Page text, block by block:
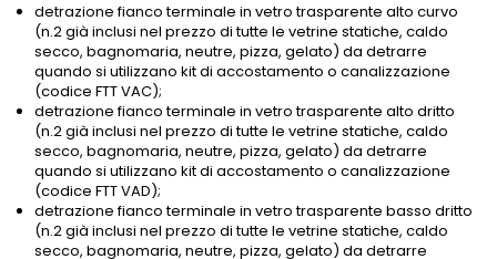
detrazione fianco terminale in vetro trasparente alto curvo
(n.2 già inclusi nel prezzo di tutte le vetrine statiche, caldo
secco, bagnomaria, neutre, pizza, gelato) da detrarre
quando si utilizzano kit di accostamento o canalizzazione
(codice FTT VAC);
detrazione fianco terminale in vetro trasparente alto dritto
(n.2 già inclusi nel prezzo di tutte le vetrine statiche, caldo
secco, bagnomaria, neutre, pizza, gelato) da detrarre
quando si utilizzano kit di accostamento o canalizzazione
(codice FTT VAD);
detrazione fianco terminale in vetro trasparente basso dritto
(n.2 già inclusi nel prezzo di tutte le vetrine statiche, caldo
secco, bagnomaria, neutre, pizza, gelato) da detrarre